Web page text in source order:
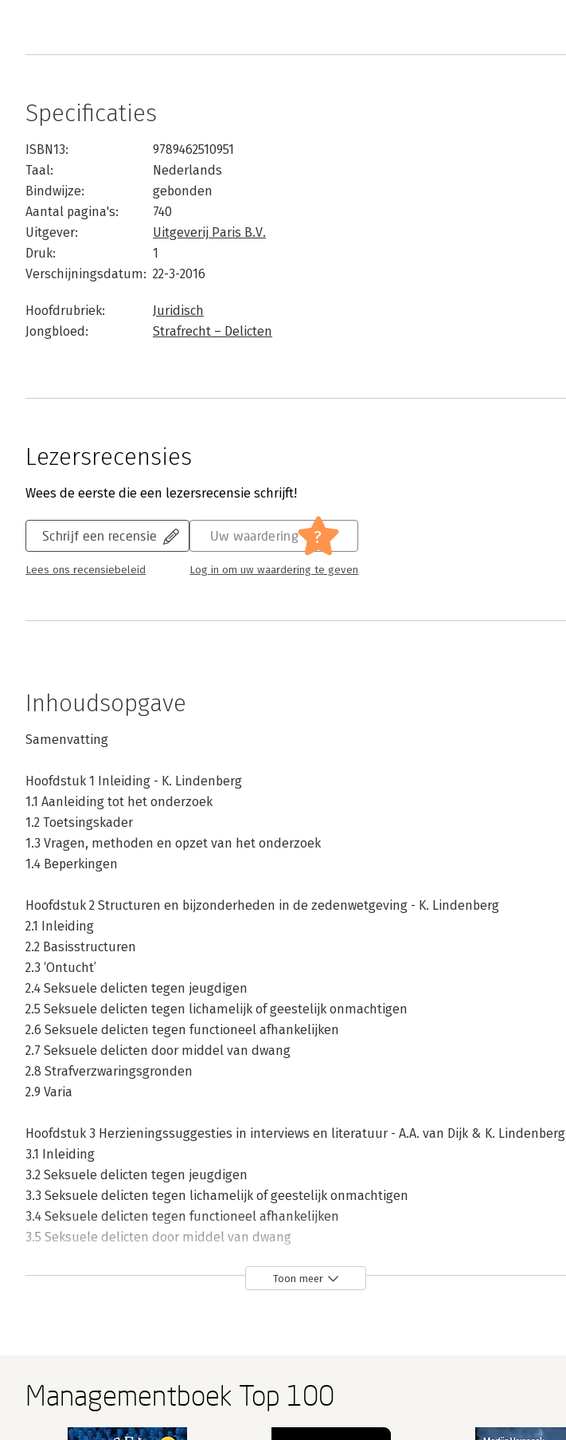
Specificaties
ISBN13:
9789462510951
Taal:
Nederlands
Bindwijze:
gebonden
Aantal pagina's:
740
Uitgever:
Uitgeverij Paris B.V.
Druk:
1
Verschijningsdatum: 22-3-2016
Hoofdrubriek:
Juridisch
Jongbloed:
Strafrecht – Delicten
Lezersrecensies
Wees de eerste die een lezersrecensie schrijft!
Schrijf een recensie
Lees ons recensiebeleid
Uw waardering ?
Log in om uw waardering te geven
Inhoudsopgave
Samenvatting
Hoofdstuk 1 Inleiding - K. Lindenberg
1.1 Aanleiding tot het onderzoek
1.2 Toetsingskader
1.3 Vragen, methoden en opzet van het onderzoek
1.4 Beperkingen
Hoofdstuk 2 Structuren en bijzonderheden in de zedenwetgeving - K. Lindenberg
2.1 Inleiding
2.2 Basisstructuren
2.3 ‘Ontucht’
2.4 Seksuele delicten tegen jeugdigen
2.5 Seksuele delicten tegen lichamelijk of geestelijk onmachtigen
2.6 Seksuele delicten tegen functioneel afhankelijken
2.7 Seksuele delicten door middel van dwang
2.8 Strafverzwaringsgronden
2.9 Varia
Hoofdstuk 3 Herzieningssuggesties in interviews en literatuur - A.A. van Dijk & K. Lindenberg
3.1 Inleiding
3.2 Seksuele delicten tegen jeugdigen
3.3 Seksuele delicten tegen lichamelijk of geestelijk onmachtigen
3.4 Seksuele delicten tegen functioneel afhankelijken
3.5 Seksuele delicten door middel van dwang
3.7 Overige delicten (art. 239, 240, 252, 253, 254 en 254a Sr)
4.1 Inleiding
4.2 Wetsstructuur
4.3 Gemengd karakter en opschrift van Titel XIV
Toon meer
Managementboek Top 100